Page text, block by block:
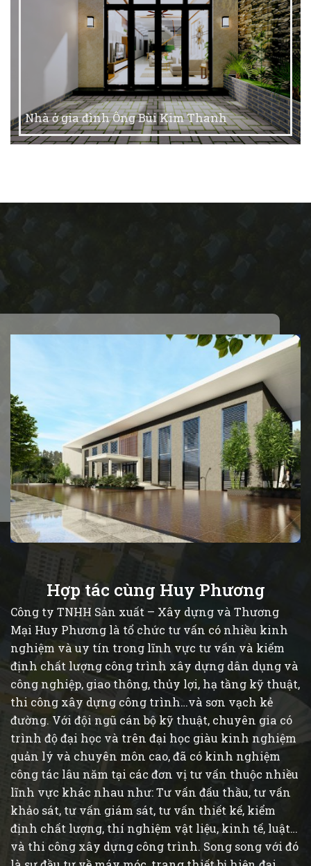
Nhà ở gia đình Ông Bùi Kim Thanh
Hợp tác cùng Huy Phương
Công ty TNHH Sản xuất – Xây dựng và Thương
Mại Huy Phương là tổ chức tư vấn có nhiều kinh
nghiệm và uy tín trong lĩnh vực tư vấn và kiểm
định chất lượng công trình xây dựng dân dụng và
công nghiệp, giao thông, thủy lợi, hạ tầng kỹ thuật,
thi công xây dựng công trình…và sơn vạch kẻ
đường. Với đội ngũ cán bộ kỹ thuật, chuyên gia có
trình độ đại học và trên đại học giàu kinh nghiệm
quản lý và chuyên môn cao, đã có kinh nghiệm
công tác lâu năm tại các đơn vị tư vấn thuộc nhiều
lĩnh vực khác nhau như: Tư vấn đấu thầu, tư vấn
khảo sát, tư vấn giám sát, tư vấn thiết kế, kiểm
định chất lượng, thí nghiệm vật liệu, kinh tế, luật…
và thi công xây dựng công trình. Song song với đó